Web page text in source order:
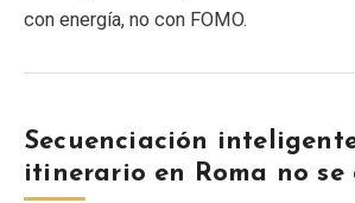
con energía, no con FOMO.
Secuenciación
itinerario en Roma no se